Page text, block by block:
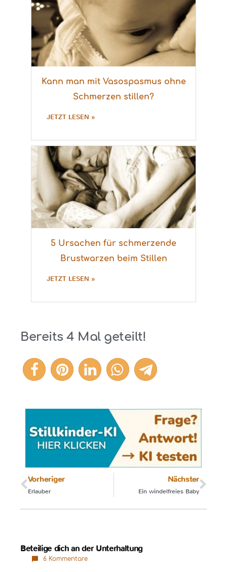
Kann man mit Vasospasmus ohne
Schmerzen stillen?
JETZT LESEN »
5 Ursachen für schmerzende
Brustwarzen beim Stillen
JETZT LESEN »
Bereits4 Mal geteilt!
4
Vorheriger
Erlauber
Nächster
Ein windelfreies Baby
Beteilige dich an der Unterhaltung
6 Kommentare